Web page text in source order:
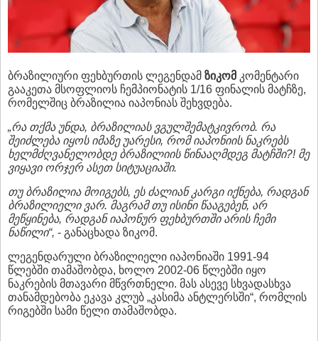
ბრაზილიური ფეხბურთის ლეგენდამ ზიკომ კომენტარი
გააკეთა მსოფლიოს ჩემპიონატის 1/16 ფინალის მატჩზე,
რომელშიც ბრაზილია იაპონიას შეხვდება.
„რა თქმა უნდა, ბრაზილიას ვგულშემატკივრობ. რა
შეიძლება იყოს იმაზე უარესი, რომ იაპონიის ნაკრებს
ხელმძღვანელობდე ბრაზილიის წინააღმდეგ მატჩში?! მე
ვიყავი ორჯერ ასეთ სიტუაციაში.
თუ ბრაზილია მოიგებს, ეს ძალიან კარგი იქნება, რადგან
ბრაზილიელი ვარ. მაგრამ თუ ისინი წააგებენ, არ
მეწყინება, რადგან იაპონურ ფეხბურთში არის ჩემი
ნაწილი“, - განაცხადა ზიკომ.
ლეგენდარული ბრაზილიელი იაპონიაში 1991-94
წლებში თამაშობდა, ხოლო 2002-06 წლებში იყო
ნაკრების მთავარი მწვრთნელი. მას ასევე სხვადასხვა
თანამდებობა ეკავა კლუბ „კასიმა ანტლერსში“, რომლის
რიგებში სამი წელი თამაშობდა.